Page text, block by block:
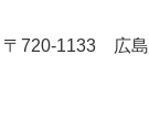
〒720-1133 広島